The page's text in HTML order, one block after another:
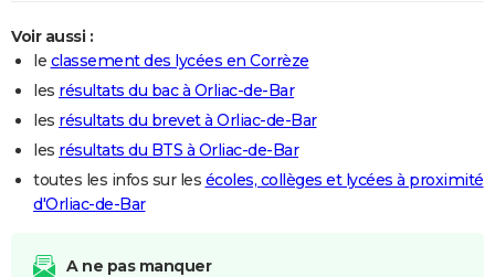
Voir aussi :
le classement des lycées en Corrèze
les résultats du bac à Orliac-de-Bar
les résultats du brevet à Orliac-de-Bar
les résultats du BTS à Orliac-de-Bar
toutes les infos sur les écoles, collèges et lycées à proximité
d'Orliac-de-Bar
A ne pas manquer